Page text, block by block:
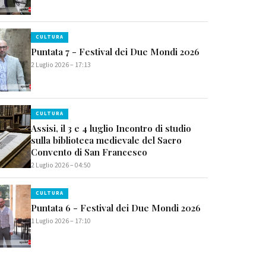
CULTURA
Puntata 7 - Festival dei Due Mondi 2026
2 Luglio 2026 – 17:13
CULTURA
Assisi, il 3 e 4 luglio Incontro di studio
sulla biblioteca medievale del Sacro
Convento di San Francesco
2 Luglio 2026 – 04:50
CULTURA
Puntata 6 - Festival dei Due Mondi 2026
1 Luglio 2026 – 17:10